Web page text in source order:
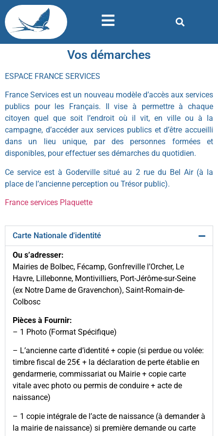
Vos démarches
ESPACE FRANCE SERVICES
France Services est un nouveau modèle d’accès aux services
publics pour les Français. Il vise à permettre à chaque
citoyen quel que soit l’endroit où il vit, en ville ou à la
campagne, d’accéder aux services publics et d’être accueilli
dans un lieu unique, par des personnes formées et
disponibles, pour effectuer ses démarches du quotidien.
Ce service est à Goderville situé au 2 rue du Bel Air (à la
place de l’ancienne perception ou Trésor public).
France services Plaquette
Carte Nationale d'identité
Ou s’adresser:
Mairies de Bolbec, Fécamp, Gonfreville l’Orcher, Le
Havre, Lillebonne, Montivilliers, Port-Jérôme-sur-Seine
(ex Notre Dame de Gravenchon), Saint-Romain-de-
Colbosc
Pièces à Fournir:
– 1 Photo (Format Spécifique)
– L’ancienne carte d’identité + copie (si perdue ou volée:
timbre fiscal de 25€ + la déclaration de perte établie en
gendarmerie, commissariat ou Mairie + copie carte
vitale avec photo ou permis de conduire + acte de
naissance)
– 1 copie intégrale de l’acte de naissance (à demander à
la mairie de naissance) si première demande ou carte